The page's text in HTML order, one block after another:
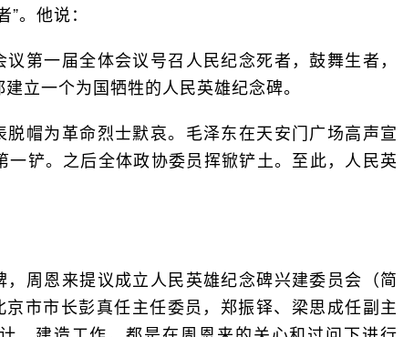
。他说：
第一届全体会议号召人民纪念死者，鼓舞生者，
立一个为国牺牲的人民英雄纪念碑。
帽为革命烈士默哀。毛泽东在天安门广场高声宣
铲。之后全体政协委员挥锨铲土。至此，人民英
周恩来提议成立人民英雄纪念碑兴建委员会（简
京市市长彭真任主任委员，郑振铎、梁思成任副主